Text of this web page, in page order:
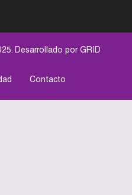
Desarrollado porGRID
Contacto